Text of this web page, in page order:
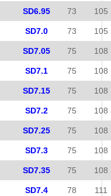
SD6.95 73 105
SD7.0 73 105
SD7.05 75 108
SD7.1 75 108
SD7.15 75 108
SD7.2 75 108
SD7.25 75 108
SD7.3 75 108
SD7.35 75 108
SD7.4 78 111